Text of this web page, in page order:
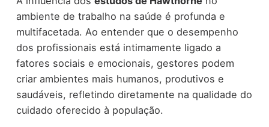
ambiente de trabalho na saúde é profunda e
multifacetada. Ao entender que o desempenho
dos profissionais está intimamente ligado a
fatores sociais e emocionais, gestores podem
criar ambientes mais humanos, produtivos e
saudáveis, refletindo diretamente na qualidade do
cuidado oferecido à população.